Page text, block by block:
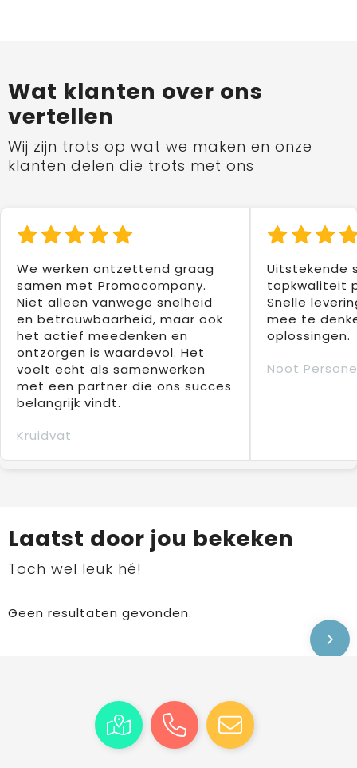
Wat klanten over ons
vertellen
Wij zijn trots op wat we maken en onze
klanten delen die trots met ons
We werken ontzettend graag
samen met Promocompany.
Niet alleen vanwege snelheid
en betrouwbaarheid, maar ook
het actief meedenken en
ontzorgen is waardevol. Het
voelt echt als samenwerken
met een partner die ons succes
belangrijk vindt.
Kruidvat
Uitstekende
topkwaliteit
Snelle
mee te
oplossingen.
Noot
Laatst door jou bekeken
Toch wel leuk hé!
Geen resultaten gevonden.